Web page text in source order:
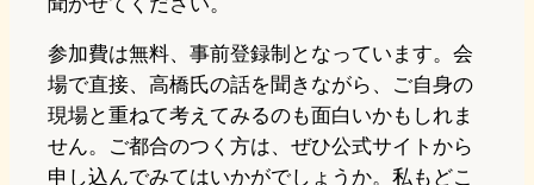
参加費は無料、事前登録制となっています。会
場で直接、高橋氏の話を聞きながら、ご自身の
現場と重ねて考えてみるのも面白いかもしれま
せん。ご都合のつく方は、ぜひ公式サイトから
申し込んでみてはいかがでしょうか。私もどこ